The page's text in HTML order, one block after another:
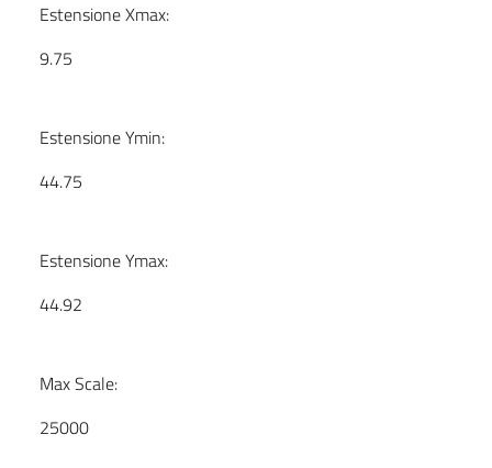
Estensione Xmax:
9.75
Estensione Ymin:
44.75
Estensione Ymax:
44.92
Max Scale:
25000